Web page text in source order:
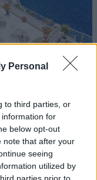
Personal
to third parties, or
for
below opt-out
note that after your
seeing
utilized by
parties prior to